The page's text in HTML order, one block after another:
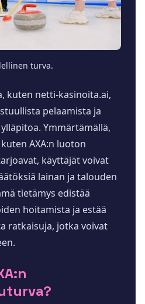
turva.
kuten netti-kasinoita.ai,
pelaamista ja
Ymmärtämällä,
AXA:n luoton
käyttäjät voivat
lainan ja talouden
tietämys edistää
hoitamista ja estää
ratkaisuja, jotka voivat